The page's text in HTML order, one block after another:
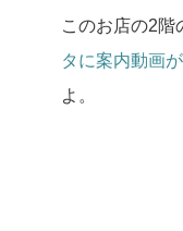
このお店の2階
タに案内動画が
よ。